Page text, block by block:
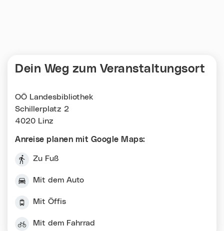
Dein Weg zum Veranstaltungsort
OÖ Landesbibliothek
Schillerplatz 2
4020 Linz
Anreise planen mit Google Maps:
Zu Fuß
Mit dem Auto
Mit Öffis
Mit dem Fahrrad